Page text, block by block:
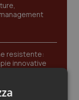
resistente:
innovative